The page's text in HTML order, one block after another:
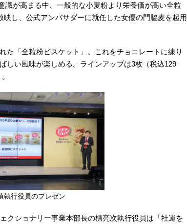
識が高まる中、一般的な小麦粉より栄養価が高い全粒
し、公式アンバサダーに就任した女優の門脇麦を起用
た「全粒粉ビスケット」。これをチョコレートに練り
しい風味が楽しめる。ラインアップは3枚（税込129
執行役員のプレゼン
クショナリー事業本部長の槙亮次執行役員は「社運を